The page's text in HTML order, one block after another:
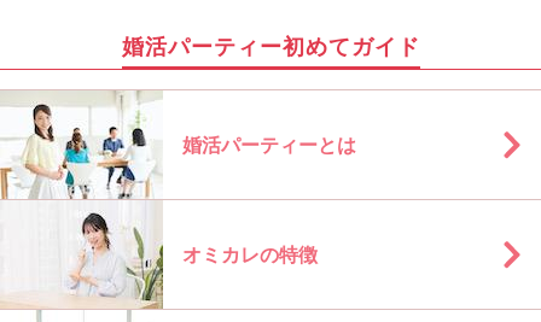
婚活パーティー初めてガイド
婚活パーティーとは
オミカレの特徴